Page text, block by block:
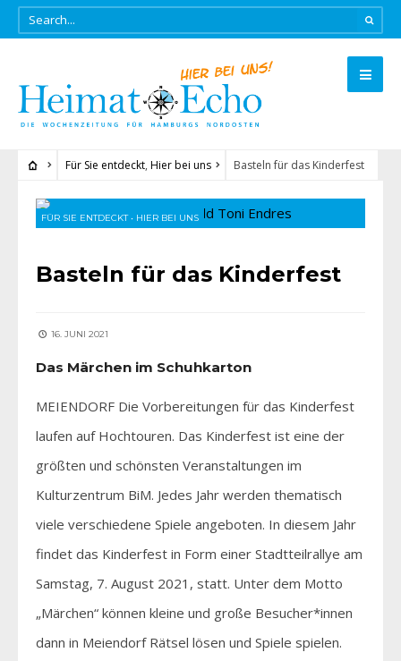
Für Sie entdeckt, Hier bei uns Basteln für das Kinderfest
FÜR SIE ENTDECKT• HIER BEI UNS
Basteln für das Kinderfest
16. JUNI 2021
Das Märchen im Schuhkarton
MEIENDORF Die Vorbereitungen für das Kinderfest
laufen auf Hochtouren. Das Kinderfest ist eine der
größten und schönsten Veranstaltungen im
Kulturzentrum BiM. Jedes Jahr werden thematisch
viele verschiedene Spiele angeboten. In diesem Jahr
findet das Kinderfest in Form einer Stadtteilrallye am
Samstag, 7. August 2021, statt. Unter dem Motto
„Märchen“ können kleine und große Besucher*innen
dann in Meiendorf Rätsel lösen und Spiele spielen.